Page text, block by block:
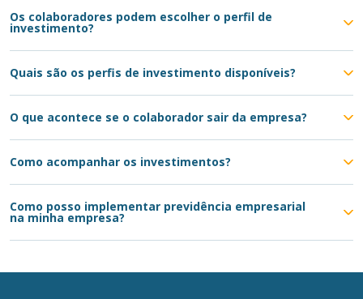
Os colaboradores podem escolher o perfil de
investimento?
Quais são os perfis de investimento disponíveis?
O que acontece se o colaborador sair da empresa?
Como acompanhar os investimentos?
Como posso implementar previdência empresarial
na minha empresa?